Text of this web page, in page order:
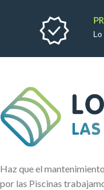
Haz que el
por las Piscinas